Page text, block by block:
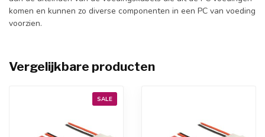
komen en kunnen zo diverse componenten in een PC van voeding
voorzien.
Vergelijkbare producten
SALE